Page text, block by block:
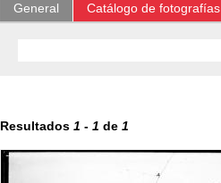
General Catálogo de fotografías
Resultados 1 - 1 de 1